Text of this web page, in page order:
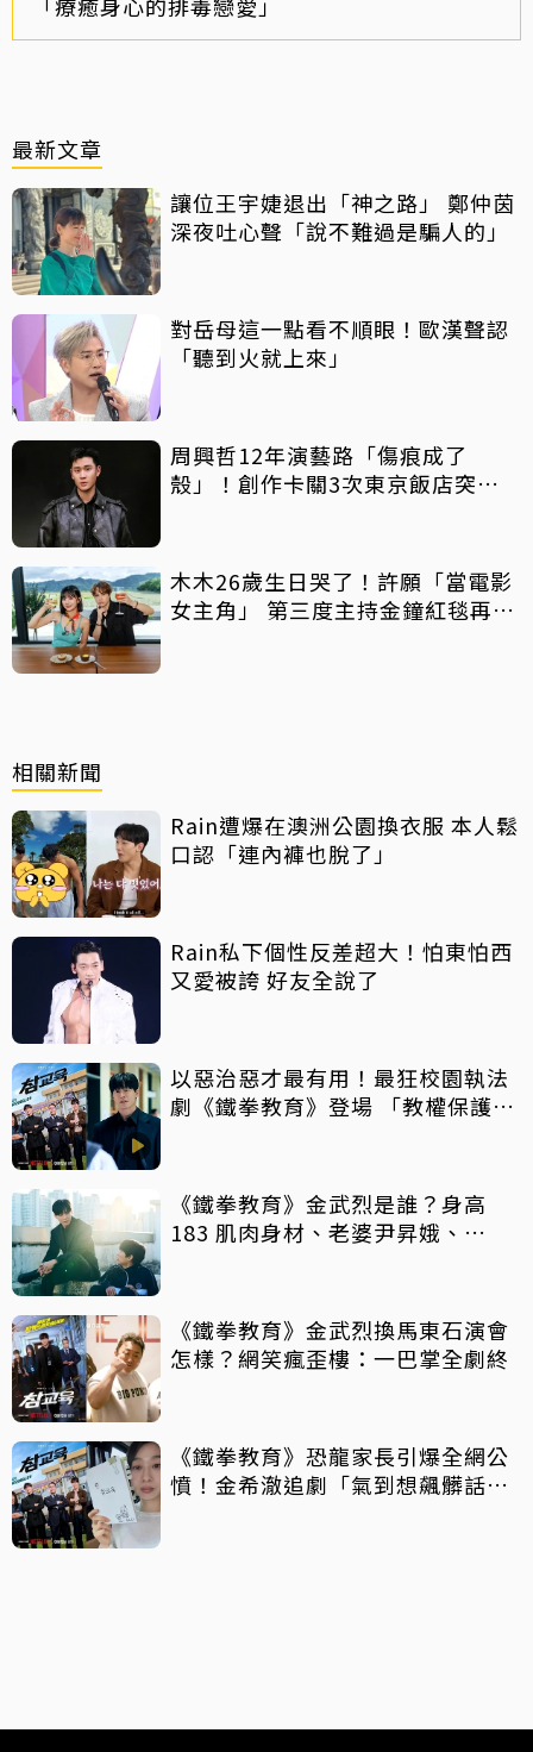
最新文章
讓位王宇婕退出「神之路」 鄭仲茵
深夜吐心聲「說不難過是騙人的」
對岳母這一點看不順眼！歐漢聲認
「聽到火就上來」
周興哲12年演藝路「傷痕成了
殼」！創作卡關3次東京飯店突找
木木26歲生日哭了！許願「當電影
女主角」 第三度主持金鐘紅毯再喊
相關新聞
Rain遭爆在澳洲公園換衣服 本人鬆
口認「連內褲也脫了」
Rain私下個性反差超大！怕東怕西
又愛被誇 好友全說了
以惡治惡才最有用！最狂校園執法
劇《鐵拳教育》登場 「教權保護
《鐵拳教育》金武烈是誰？身高
183 肌肉身材、老婆尹昇娥、
《鐵拳教育》金武烈換馬東石演會
怎樣？網笑瘋歪樓：一巴掌全劇終
《鐵拳教育》恐龍家長引爆全網公
憤！金希澈追劇「氣到想飆髒話」